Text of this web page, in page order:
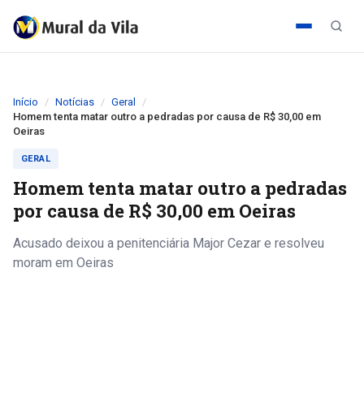
Início Notícias
Geral
Homem tenta matar outro a pedradas por causa de R$ 30,00 em
Oeiras
GERAL
Homem tenta matar outro a pedradas
por causa de R$ 30,00 em Oeiras
Acusado deixou a penitenciária Major Cezar e resolveu
moram em Oeiras